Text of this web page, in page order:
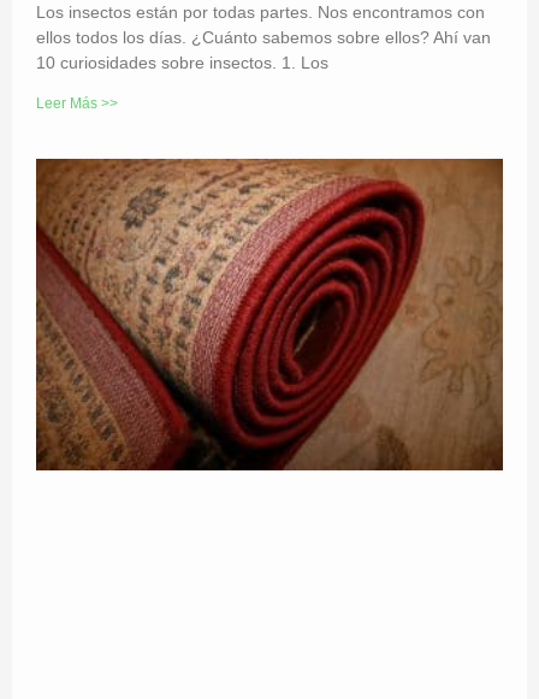
Los insectos están por todas partes. Nos encontramos con
ellos todos los días. ¿Cuánto sabemos sobre ellos? Ahí van
10 curiosidades sobre insectos. 1. Los
Leer Más >>